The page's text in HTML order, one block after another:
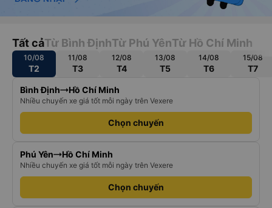
Tất cảTừ Bình ĐịnhTừ Phú YênTừ Hồ Chí Minh
10/08
T2
11/08
T3
12/08
T4
13/08
T5
14/08
T6
15/08
T7
Bình Định Hồ Chí Minh
Nhiều chuyến xe giá tốt mỗi ngày trên Vexere
Chọn chuyến
Phú Yên Hồ Chí Minh
Nhiều chuyến xe giá tốt mỗi ngày trên Vexere
Chọn chuyến